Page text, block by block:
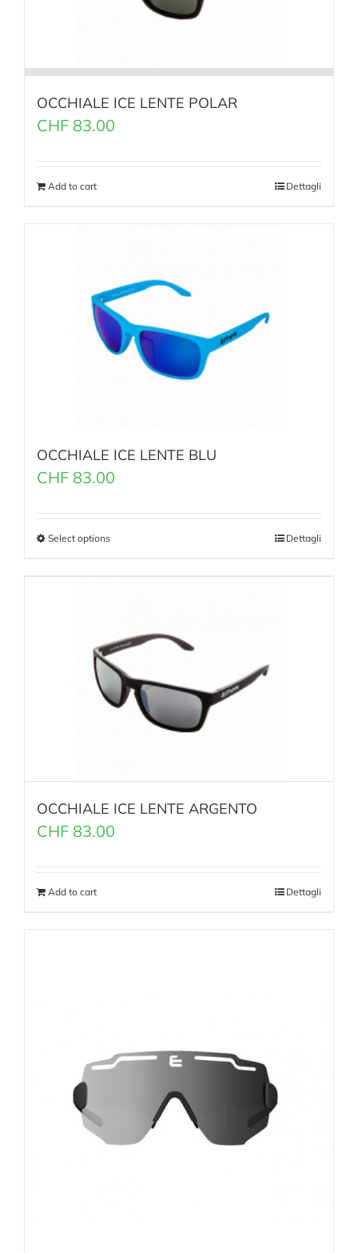
OCCHIALE ICE LENTE POLAR
CHF 83.00
Add to cart Dettagli
OCCHIALE ICE LENTE BLU
CHF 83.00
Select options Dettagli
OCCHIALE ICE LENTE ARGENTO
CHF 83.00
Add to cart Dettagli